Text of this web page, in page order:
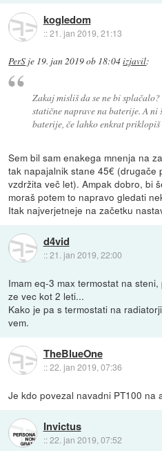
kogledom
::21. jan 2019, 21:13
PerS je 19. jan 2019 ob 18:04izjavil:
Zakaj misliš da se ne bi
statične naprave na baterije. A
baterije, če lahko enkrat priklopiš
Sem bil sam enakega mnenja na
tak napajalnik stane 45€ (drugače
vzdržita več let). Ampak dobro, bi
moraš potem to napravo gledati
Itak najverjetneje na začetku
d4vid
::21. jan 2019, 22:00
Imam eq-3 max termostat na
ze vec kot 2 leti...
Kako je pa s termostati na
vem.
TheBlueOne
::22. jan 2019, 07:36
Je kdo povezal navadni PT100 na
Invictus
::22. jan 2019, 07:52